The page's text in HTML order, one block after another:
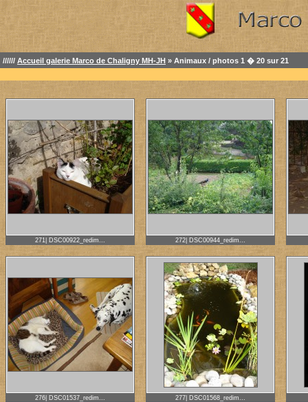
////// Accueil galerie Marco de Chaligny MH-JH » Animaux / photos 1 � 20 sur 21
271| DSC00922_redim... 272| DSC00944_redim...
276| DSC01537_redim... 277| DSC01568_redim...